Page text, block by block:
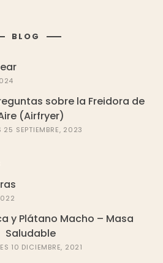
BLOG
sobre la Freidora de
(Airfryer)
25 SEPTIEMBRE, 2023
y Plátano Macho – Masa
Saludable
10 DICIEMBRE, 2021